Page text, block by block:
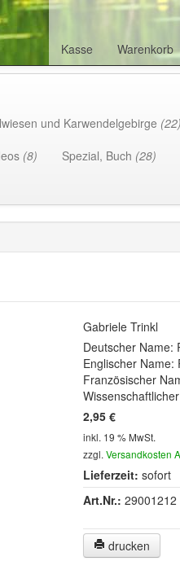
Kasse
Warenkorb
und Karwendelgebirge (22)
(8) Spezial, Buch (28)
Gabriele Trinkl
Deutscher Name:
Englischer Name:
Französischer
2,95 €
inkl. 19 % MwSt.
zzgl.Versandkosten
Lieferzeit: sofort
Art.Nr.: 29001212
drucken